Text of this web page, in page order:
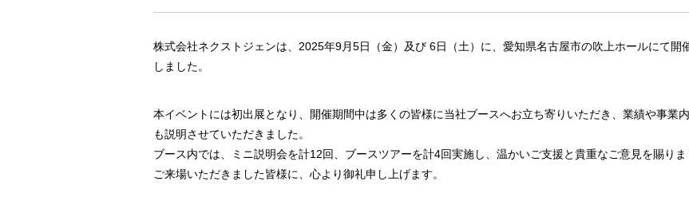
株式会社ネクストジェンは、2025年9月5日（金）及び 6日（土）に、愛知県名古屋市の吹上ホールにて
しました。
本イベントには初出展となり、開催期間中は多くの皆様に当社ブースへお立ち寄りいただき、業績や事業
も説明させていただきました。
ブース内では、ミニ説明会を計12回、ブースツアーを計4回実施し、温かいご支援と貴重なご意見を賜りま
ご来場いただきました皆様に、心より御礼申し上げます。